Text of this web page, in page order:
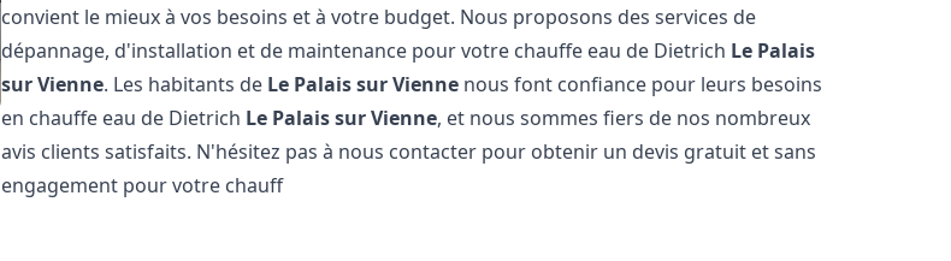
convient le mieux à vos besoins et à votre budget. Nous proposons des services de
dépannage, d'installation et de maintenance pour votre chauffe eau de Dietrich Le Palais
sur Vienne. Les habitants de Le Palais sur Vienne nous font confiance pour leurs besoins
en chauffe eau de Dietrich Le Palais sur Vienne, et nous sommes fiers de nos nombreux
avis clients satisfaits. N'hésitez pas à nous contacter pour obtenir un devis gratuit et sans
engagement pour votre chauff